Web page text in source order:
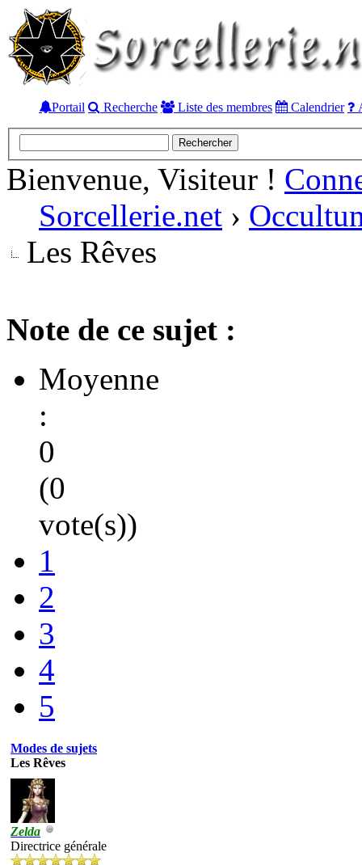
Portail Recherche Liste des membres Calendrier
Bienvenue, Visiteur !
Sorcellerie.net ›
Les Rêves
Note de ce sujet :
Moyenne
:
0
(0
vote(s))
1
2
3
4
5
Modes de sujets
Les Rêves
Zelda
Directrice générale